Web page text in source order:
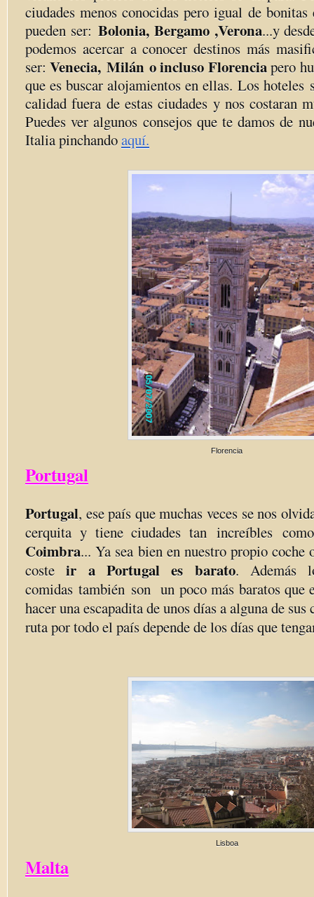
ciudades menos conocidas pero igual de bonitas
pueden ser: Bolonia, Bergamo ,Verona...y
podemos acercar a conocer destinos más
ser:Venecia, Milán o incluso Florenciapero
que es buscar alojamientos en ellas. Los hoteles
calidad fuera de estas ciudades y nos costaran
Puedes ver algunos consejos que te damos de
Italia pinchandoaquí.
Florencia
Portugal
Portugal, ese país que muchas veces se nos
cerquita y tiene ciudades tan increíbles
Coimbra... Ya sea bien en nuestro propio coche
costeir a Portugal es barato. Además
comidas también son un poco más baratos que
hacer una escapadita de unos días a alguna de sus
ruta por todo el país depende de los días que
Lisboa
Malta